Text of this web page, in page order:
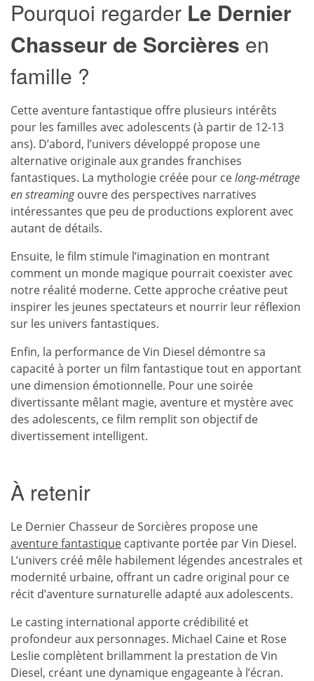
Pourquoi regarder Le Dernier
Chasseur de Sorcières en
famille ?
Cette aventure fantastique offre plusieurs intérêts
pour les familles avec adolescents (à partir de 12-13
ans). D’abord, l’univers développé propose une
alternative originale aux grandes franchises
fantastiques. La mythologie créée pour celong-métrage
en streamingouvre des perspectives narratives
intéressantes que peu de productions explorent avec
autant de détails.
Ensuite, le film stimule l’imagination en montrant
comment un monde magique pourrait coexister avec
notre réalité moderne. Cette approche créative peut
inspirer les jeunes spectateurs et nourrir leur réflexion
sur les univers fantastiques.
Enfin, la performance de Vin Diesel démontre sa
capacité à porter un film fantastique tout en apportant
une dimension émotionnelle. Pour une soirée
divertissante mêlant magie, aventure et mystère avec
des adolescents, ce film remplit son objectif de
divertissement intelligent.
À retenir
Le Dernier Chasseur de Sorcières propose une
aventure fantastique captivante portée par Vin Diesel.
L’univers créé mêle habilement légendes ancestrales et
modernité urbaine, offrant un cadre original pour ce
récit d’aventure surnaturelle adapté aux adolescents.
Le casting international apporte crédibilité et
profondeur aux personnages. Michael Caine et Rose
Leslie complètent brillamment la prestation de Vin
Diesel, créant une dynamique engageante à l’écran.